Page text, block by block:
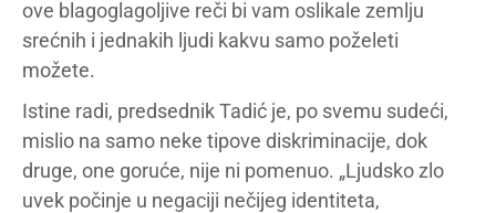
ove blagoglagoljive reči bi vam oslikale zemlju
srećnih i jednakih ljudi kakvu samo poželeti
možete.
Istine radi, predsednik Tadić je, po svemu sudeći,
mislio na samo neke tipove diskriminacije, dok
druge, one goruće, nije ni pomenuo. „Ljudsko zlo
uvek počinje u negaciji nečijeg identiteta,